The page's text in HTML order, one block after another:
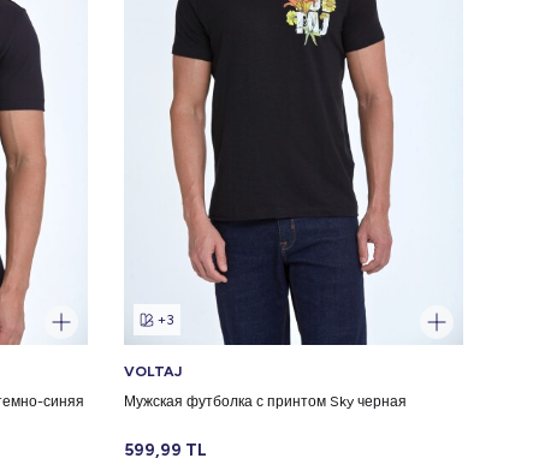
синяя
+3
VOLTAJ
Мужская футболка с принтом Sky черная
599,99 TL